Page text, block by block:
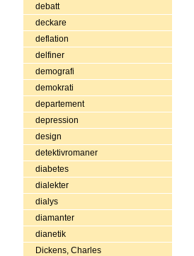
debatt
deckare
deflation
delfiner
demografi
demokrati
departement
depression
design
detektivromaner
diabetes
dialekter
dialys
diamanter
dianetik
Dickens, Charles